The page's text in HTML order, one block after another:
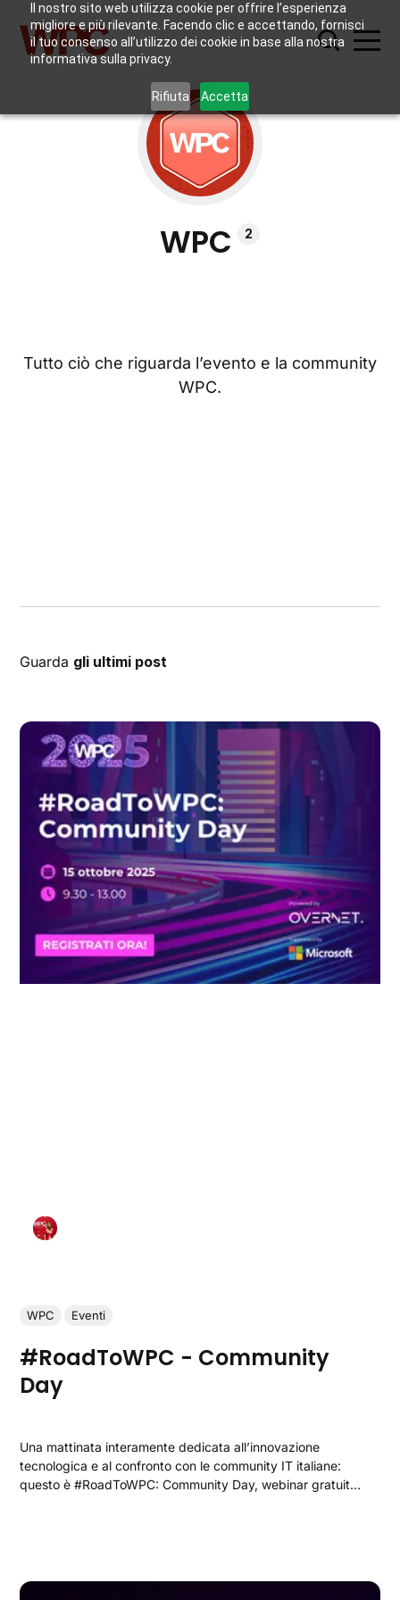
Il nostro sito web utilizza cookie per offrire l’esperienza
migliore e più rilevante. Facendo clic e accettando, fornisci
il tuo consenso all’utilizzo dei cookie in base alla nostra
informativa sulla privacy.
Rifiuta Accetta
WPC 2
Tutto ciò che riguarda l’evento e la community
WPC.
Guarda gli ultimi post
WPC Eventi
#RoadToWPC - Community
Day
Una mattinata interamente dedicata all’innovazione
tecnologica e al confronto con le community IT italiane:
questo è #RoadToWPC: Community Day, webinar gratuito